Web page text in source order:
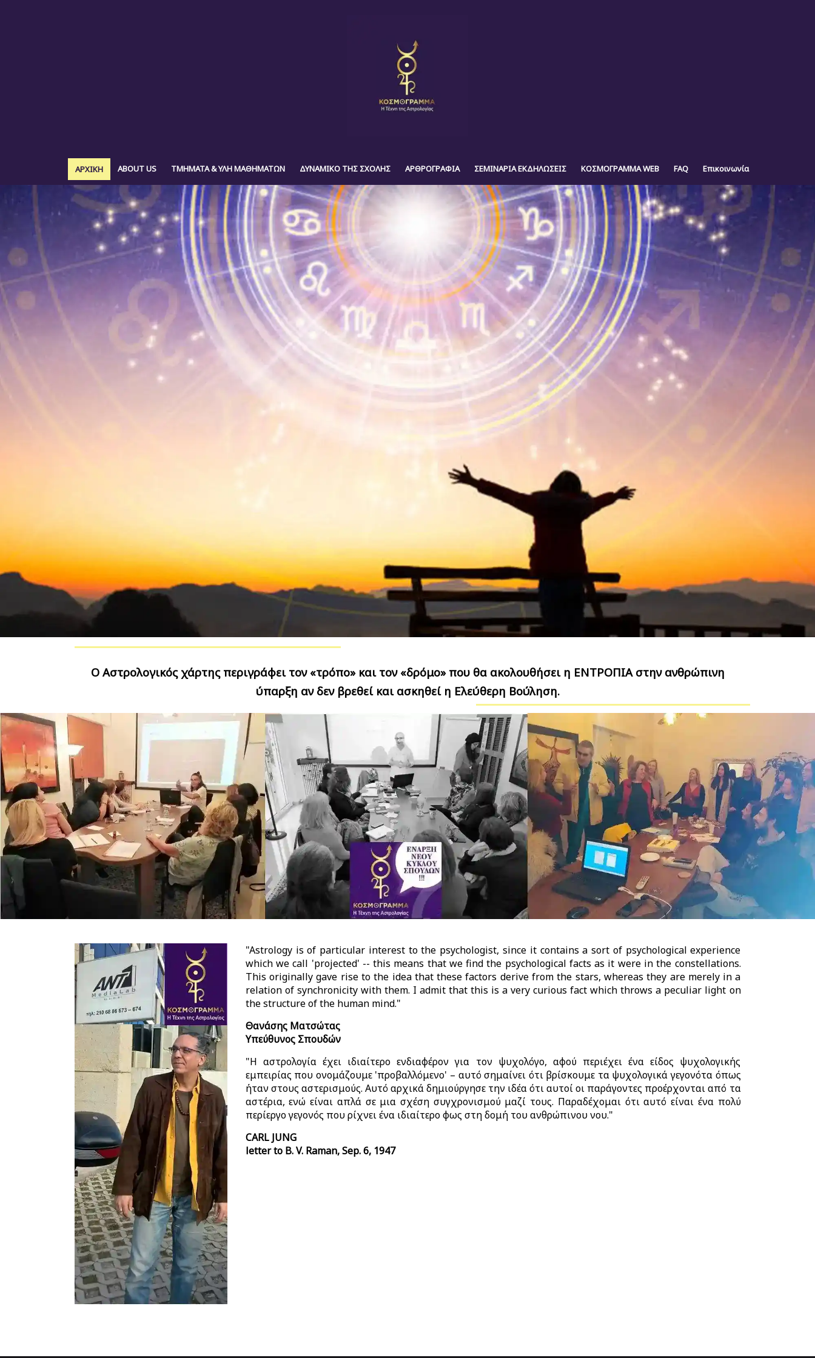
ΑΡΧΙΚΗ ABOUT US ΤΜΗΜΑΤΑ & ΥΛΗ ΜΑΘΗΜΑΤΩΝ ΔΥΝΑΜΙΚΟ ΤΗΣ ΣΧΟΛΗΣ ΑΡΘΡΟΓΡΑΦΙΑ ΣΕΜΙΝΑΡΙΑ ΕΚΔΗΛΩΣΕΙΣ ΚΟΣΜΟΓΡΑΜΜΑ WEB FAQ Επικοινωνία
Ο Αστρολογικός χάρτης περιγράφει τον «τρόπο»και τον «δρόμο»που θα ακολουθήσει η ΕΝΤΡΟΠΙΑ στην ανθρώπινη
ύπαρξη αν δεν βρεθεί και ασκηθεί η Ελεύθερη Βούληση.
"Astrology is of particular interest to the psychologist, since it contains a sort of psychological experience
which we call 'projected' -- this means that we find the psychological facts as it were in the constellations.
This originally gave rise to the idea that these factors derive from the stars, whereas they are merely in a
relation of synchronicity with them. I admit that this is a very curious fact which throws a peculiar light on
the structure of the human mind."
Θανάσης Ματσώτας
Υπεύθυνος Σπουδών
"Η αστρολογία έχει ιδιαίτερο ενδιαφέρον για τον ψυχολόγο, αφού περιέχει ένα είδος ψυχολογικής
εμπειρίας που ονομάζουμε 'προβαλλόμενο' – αυτό σημαίνει ότι βρίσκουμε τα ψυχολογικά γεγονότα όπως
ήταν στους αστερισμούς. Αυτό αρχικά δημιούργησε την ιδέα ότι αυτοί οι παράγοντες προέρχονται από τα
αστέρια, ενώ είναι απλά σε μια σχέση συγχρονισμού μαζί τους. Παραδέχομαι ότι αυτό είναι ένα πολύ
περίεργο γεγονός που ρίχνει ένα ιδιαίτερο φως στη δομή του ανθρώπινου νου."
CARL JUNG
letter to B. V. Raman, Sep. 6, 1947